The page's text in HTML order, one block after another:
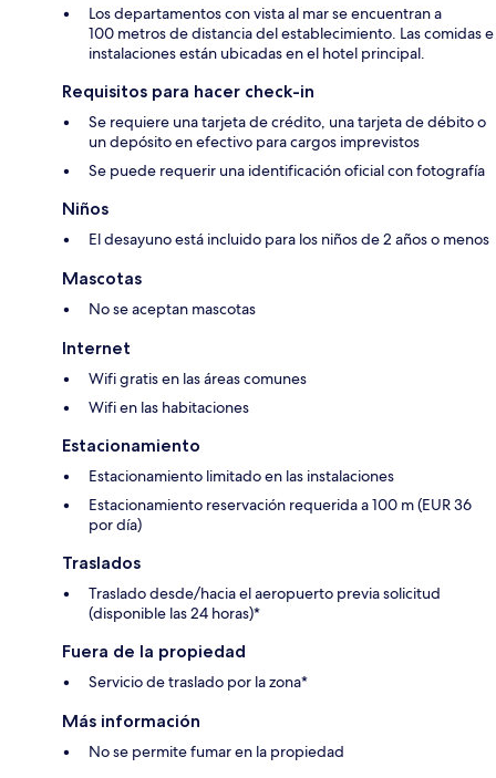
Los departamentos con vista al mar se encuentran a
100 metros de distancia del establecimiento. Las comidas e
instalaciones están ubicadas en el hotel principal.
Requisitos para hacer check-in
Se requiere una tarjeta de crédito, una tarjeta de débito o
un depósito en efectivo para cargos imprevistos
Se puede requerir una identificación oficial con fotografía
Niños
El desayuno está incluido para los niños de 2 años o menos
Mascotas
No se aceptan mascotas
Internet
Wifi gratis en las áreas comunes
Wifi en las habitaciones
Estacionamiento
Estacionamiento limitado en las instalaciones
Estacionamiento reservación requerida a 100 m (EUR 36
por día)
Traslados
Traslado desde/hacia el aeropuerto previa solicitud
(disponible las 24 horas)*
Fuera de la propiedad
Servicio de traslado por la zona*
Más información
No se permite fumar en la propiedad